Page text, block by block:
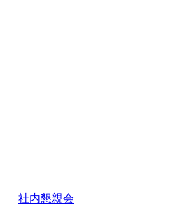
社内懇親会